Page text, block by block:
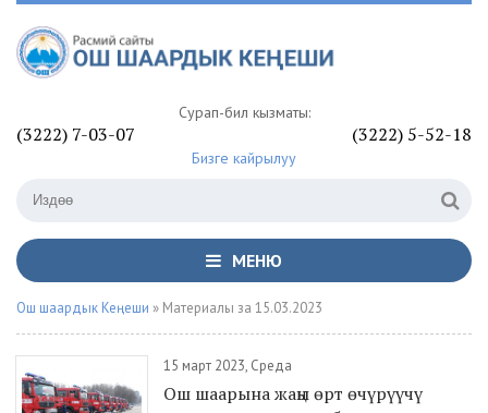
Сурап-билүү кызматы:
(3222) 7-03-07 (3222) 5-52-18
Бизге кайрылуу
МЕНЮ
Ош шаардык Кеңеши » Материалы за 15.03.2023
15 март 2023, Среда
Ош шаарына жаңы өрт өчүрүүчү